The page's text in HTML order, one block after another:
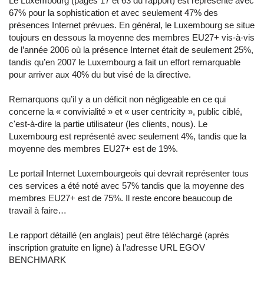
67% pour la sophistication et avec seulement 47% des
présences Internet prévues. En général, le Luxembourg se situe
toujours en dessous la moyenne des membres EU27+ vis-à-vis
de l’année 2006 où la présence Internet était de seulement 25%,
tandis qu’en 2007 le Luxembourg a fait un effort remarquable
pour arriver aux 40% du but visé de la directive.
Remarquons qu’il y a un déficit non négligeable en ce qui
concerne la « convivialité » et « user centricity », public ciblé,
c'est-à-dire la partie utilisateur (les clients, nous). Le
Luxembourg est représenté avec seulement 4%, tandis que la
moyenne des membres EU27+ est de 19%.
Le portail Internet Luxembourgeois qui devrait représenter tous
ces services a été noté avec 57% tandis que la moyenne des
membres EU27+ est de 75%. Il reste encore beaucoup de
travail à faire…
Le rapport détaillé (en anglais) peut être téléchargé (après
inscription gratuite en ligne) à l’adresse URL EGOV
BENCHMARK